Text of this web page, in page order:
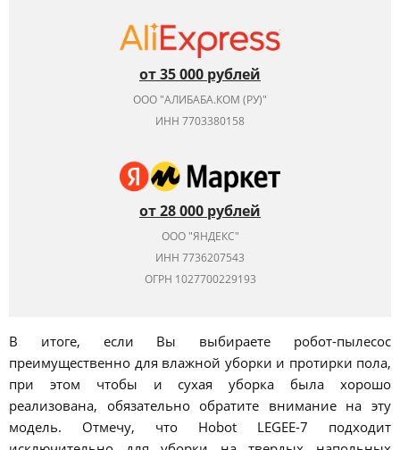
от 35 000 рублей
ООО "АЛИБАБА.КОМ (РУ)"
ИНН 7703380158
от 28 000 рублей
ООО "ЯНДЕКС"
ИНН 7736207543
ОГРН 1027700229193
В итоге, если Вы выбираете робот-пылесос
преимущественно для влажной уборки и протирки пола,
при этом чтобы и сухая уборка была хорошо
реализована, обязательно обратите внимание на эту
модель. Отмечу, что Hobot LEGEE-7 подходит